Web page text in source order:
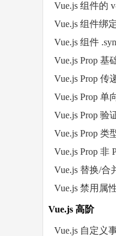
Vue.js 组件的
Vue.js 组件
Vue.js Prop 基
Vue.js Prop 传
Vue.js Prop 单
Vue.js Prop 验
Vue.js Prop 类
Vue.js 禁用属
Vue.js 高阶
Vue.js 自定义